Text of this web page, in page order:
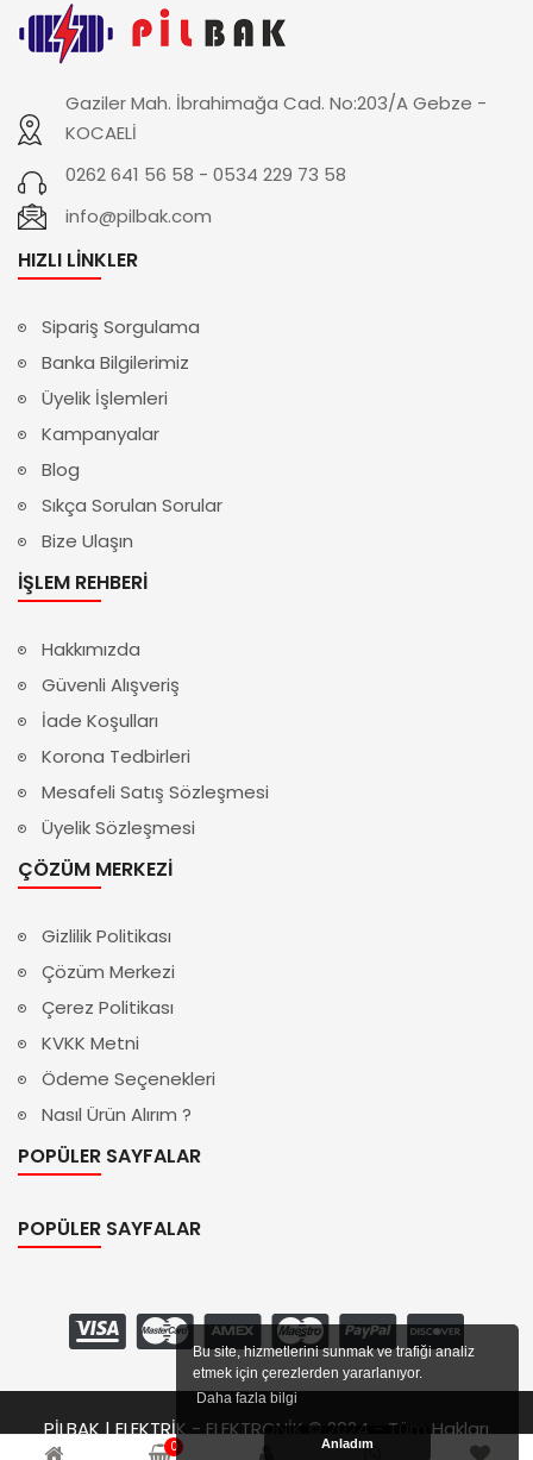
Bu site, hizmetlerini sunmak ve trafiği analiz
etmek için çerezlerden yararlanıyor.
Daha fazla bilgi
Anladım
Gaziler Mah. İbrahimağa Cad. No:203/A Gebze -
KOCAELİ
0262 641 56 58 - 0534 229 73 58
info@pilbak.com
HIZLI LINKLER
Sipariş Sorgulama
Banka Bilgilerimiz
Üyelik İşlemleri
Kampanyalar
Blog
Sıkça Sorulan Sorular
Bize Ulaşın
İŞLEM REHBERI
Hakkımızda
Güvenli Alışveriş
İade Koşulları
Korona Tedbirleri
Mesafeli Satış Sözleşmesi
Üyelik Sözleşmesi
ÇÖZÜM MERKEZI
Gizlilik Politikası
Çözüm Merkezi
Çerez Politikası
KVKK Metni
Ödeme Seçenekleri
Nasıl Ürün Alırım ?
POPÜLER SAYFALAR
POPÜLER SAYFALAR
PİLBAK | ELEKTRİK - ELEKTRONİK © 2024 - Tüm Hakları
0